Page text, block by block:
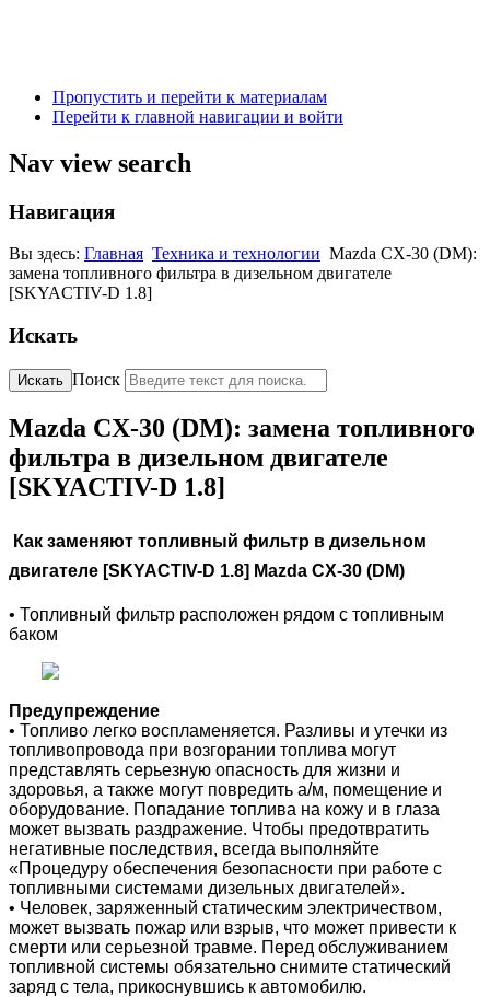
Пропустить и перейти к материалам
Перейти к главной навигации и войти
Nav view search
Навигация
Вы здесь: Главная Техника и технологии Mazda CX-30 (DM):
замена топливного фильтра в дизельном двигателе
[SKYACTIV-D 1.8]
Искать
Искать Поиск
Mazda CX-30 (DM): замена топливного
фильтра в дизельном двигателе
[SKYACTIV-D 1.8]
Как заменяют топливный фильтр в дизельном
двигателе [SKYACTIV-D 1.8] Mazda CX-30 (DM)
• Топливный фильтр расположен рядом с топливным
баком
Предупреждение
• Топливо легко воспламеняется. Разливы и утечки из
топливопровода при возгорании топлива могут
представлять серьезную опасность для жизни и
здоровья, а также могут повредить а/м, помещение и
оборудование. Попадание топлива на кожу и в глаза
может вызвать раздражение. Чтобы предотвратить
негативные последствия, всегда выполняйте
«Процедуру обеспечения безопасности при работе с
топливными системами дизельных двигателей».
• Человек, заряженный статическим электричеством,
может вызвать пожар или взрыв, что может привести к
смерти или серьезной травме. Перед обслуживанием
топливной системы обязательно снимите статический
заряд с тела, прикоснувшись к автомобилю.